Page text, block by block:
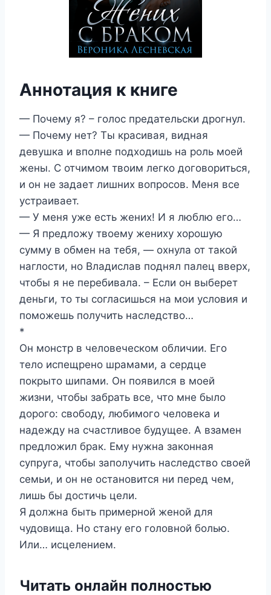
Аннотация к книге
— Почему я? – голос предательски дрогнул.
— Почему нет? Ты красивая, видная
девушка и вполне подходишь на роль моей
жены. С отчимом твоим легко договориться,
и он не задает лишних вопросов. Меня все
устраивает.
— У меня уже есть жених! И я люблю его…
— Я предложу твоему жениху хорошую
сумму в обмен на тебя, — охнула от такой
наглости, но Владислав поднял палец вверх,
чтобы я не перебивала. – Если он выберет
деньги, то ты согласишься на мои условия и
поможешь получить наследство…
*
Он монстр в человеческом обличии. Его
тело испещрено шрамами, а сердце
покрыто шипами. Он появился в моей
жизни, чтобы забрать все, что мне было
дорого: свободу, любимого человека и
надежду на счастливое будущее. А взамен
предложил брак. Ему нужна законная
супруга, чтобы заполучить наследство своей
семьи, и он не остановится ни перед чем,
лишь бы достичь цели.
Я должна быть примерной женой для
чудовища. Но стану его головной болью.
Или… исцелением.
Читать онлайн полностью